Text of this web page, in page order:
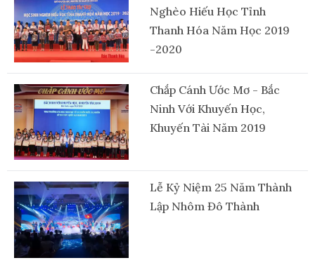
Nghèo Hiếu Học Tỉnh
Thanh Hóa Năm Học 2019
-2020
Chắp Cánh Ước Mơ - Bắc
Ninh Với Khuyến Học,
Khuyến Tài Năm 2019
Lễ Kỷ Niệm 25 Năm Thành
Lập Nhôm Đô Thành